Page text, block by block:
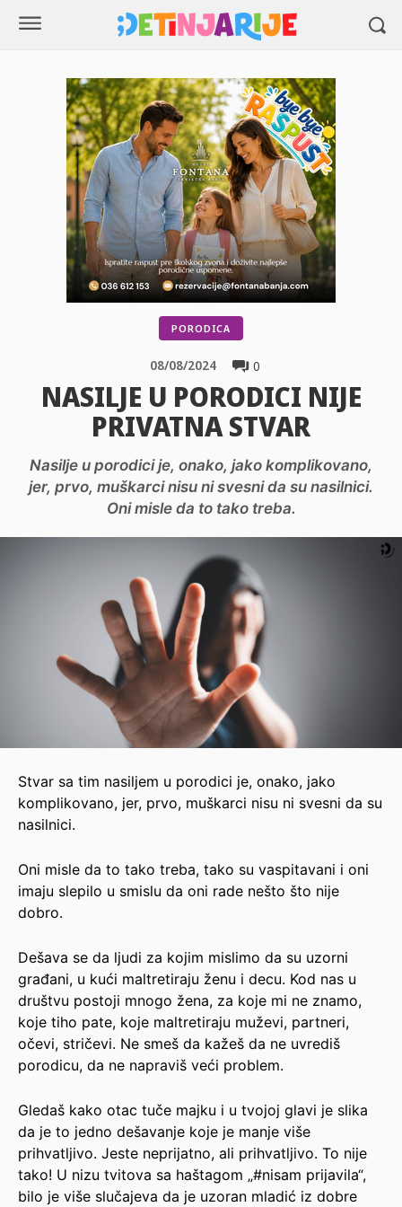
PORODICA
0
08/08/2024
NASILJE U PORODICI NIJE
PRIVATNA STVAR
Nasilje u porodici je, onako, jako komplikovano,
jer, prvo, muškarci nisu ni svesni da su nasilnici.
Oni misle da to tako treba.
Stvar sa tim nasiljem u porodici je, onako, jako
komplikovano, jer, prvo, muškarci nisu ni svesni da su
nasilnici.
Oni misle da to tako treba, tako su vaspitavani i oni
imaju slepilo u smislu da oni rade nešto što nije
dobro.
Dešava se da ljudi za kojim mislimo da su uzorni
građani, u kući maltretiraju ženu i decu. Kod nas u
društvu postoji mnogo žena, za koje mi ne znamo,
koje tiho pate, koje maltretiraju muževi, partneri,
očevi, stričevi. Ne smeš da kažeš da ne uvrediš
porodicu, da ne napraviš veći problem.
Gledaš kako otac tuče majku i u tvojoj glavi je slika
da je to jedno dešavanje koje je manje više
prihvatljivo. Jeste neprijatno, ali prihvatljivo. To nije
tako! U nizu tvitova sa haštagom „#nisam prijavila“,
bilo je više slučajeva da je uzoran mladić iz dobre